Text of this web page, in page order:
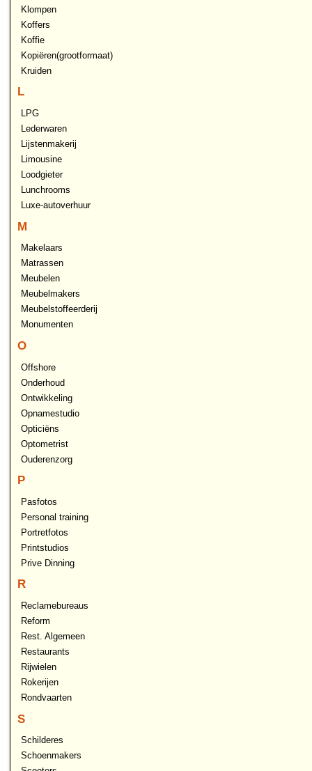
Klompen
Koffers
Koffie
Kopiëren(grootformaat)
Kruiden
L
LPG
Lederwaren
Lijstenmakerij
Limousine
Loodgieter
Lunchrooms
Luxe-autoverhuur
M
Makelaars
Matrassen
Meubelen
Meubelmakers
Meubelstoffeerderij
Monumenten
O
Offshore
Onderhoud
Ontwikkeling
Opnamestudio
Opticiëns
Optometrist
Ouderenzorg
P
Pasfotos
Personal training
Portretfotos
Printstudios
Prive Dinning
R
Reclamebureaus
Reform
Rest. Algemeen
Restaurants
Rijwielen
Rokerijen
Rondvaarten
S
Schilderes
Schoenmakers